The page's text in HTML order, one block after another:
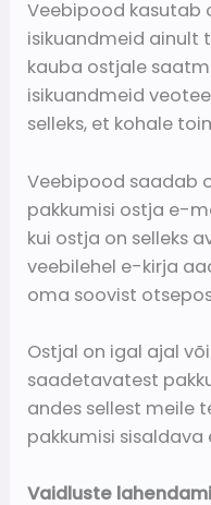
Veebipood kasutab
isikuandmeid ainult
kauba ostjale
isikuandmeid
selleks, et kohale
Veebipood saadab
pakkumisi ostja e-
kui ostja on selleks
veebilehel e-kirja
oma soovist
Ostjal on igal ajal
saadetavatest
andes sellest meile
pakkumisi
Vaidluste